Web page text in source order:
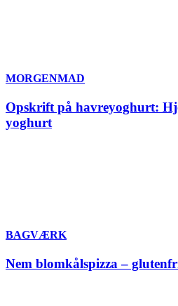
MORGENMAD
Opskrift på havreyoghurt:
yoghurt
BAGVÆRK
Nem blomkålspizza –